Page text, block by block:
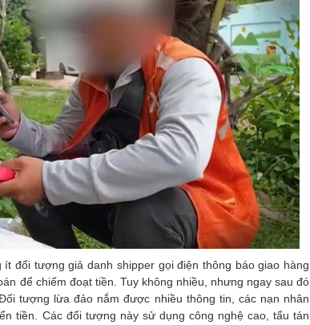
đối tượng giả danh shipper gọi điện thông báo giao hàng
để chiếm đoạt tiền. Tuy không nhiều, nhưng ngay sau đó
tượng lừa đảo nắm được nhiều thông tin, các nạn nhân
tiền. Các đối tượng này sử dụng công nghệ cao, tẩu tán